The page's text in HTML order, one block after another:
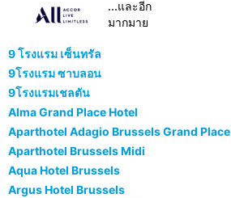
...และอีก
มากมาย
9 โรงแรม เซ็นทรัล
9โรงแรม ซาบลอน
9โรงแรมเชลตัน
Alma Grand Place Hotel
Aparthotel Adagio Brussels Grand Place
Aparthotel Brussels Midi
Aqua Hotel Brussels
Argus Hotel Brussels